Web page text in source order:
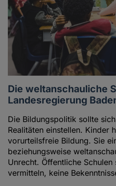
Die weltanschauliche
Landesregierung
Die Bildungspolitik sollte
Realitäten einstellen. Kinder
vorurteilsfreie Bildung. Sie
beziehungsweise
Unrecht. Öffentliche Schulen
vermitteln, keine